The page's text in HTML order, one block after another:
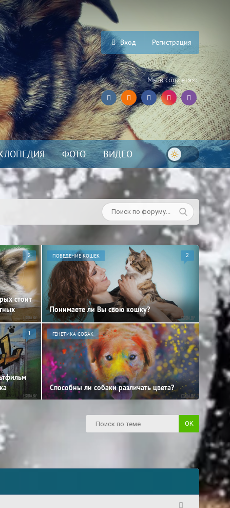
Вход Регистрация
Мы в соц.сетях:
ФОТО ВИДЕО
2
стоит
ПОВЕДЕНИЕ КОШЕК 2
Понимаете ли Вы свою кошку?
1 ГЕНЕТИКА СОБАК
Способны ли собаки различать цвета?